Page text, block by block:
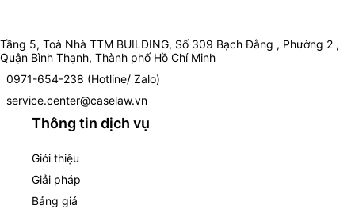
Tầng 5, Toà Nhà TTM BUILDING, Số 309 Bạch Đằng , Phường 2 ,
Quận Bình Thạnh, Thành phố Hồ Chí Minh
0971-654-238 (Hotline/ Zalo)
service.center@caselaw.vn
Thông tin dịch vụ
Giới thiệu
Giải pháp
Bảng giá